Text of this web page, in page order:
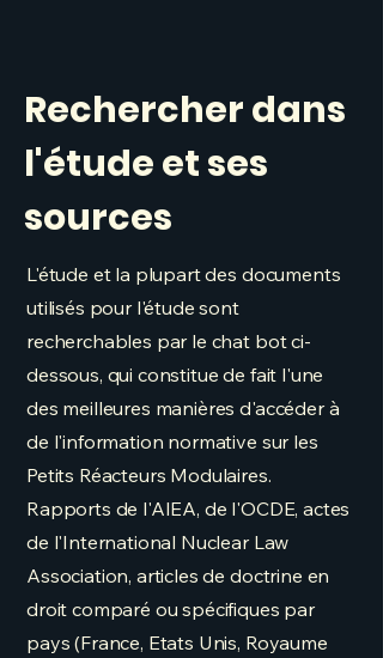
Rechercher dans
l'étude et ses
sources
L'étude et la plupart des documents
utilisés pour l'étude sont
recherchables par le chat bot ci-
dessous, qui constitue de fait l'une
des meilleures manières d'accéder à
de l'information normative sur les
Petits Réacteurs Modulaires.
Rapports de l'AIEA, de l'OCDE, actes
de l'International Nuclear Law
Association, articles de doctrine en
droit comparé ou spécifiques par
pays (France, Etats Unis, Royaume